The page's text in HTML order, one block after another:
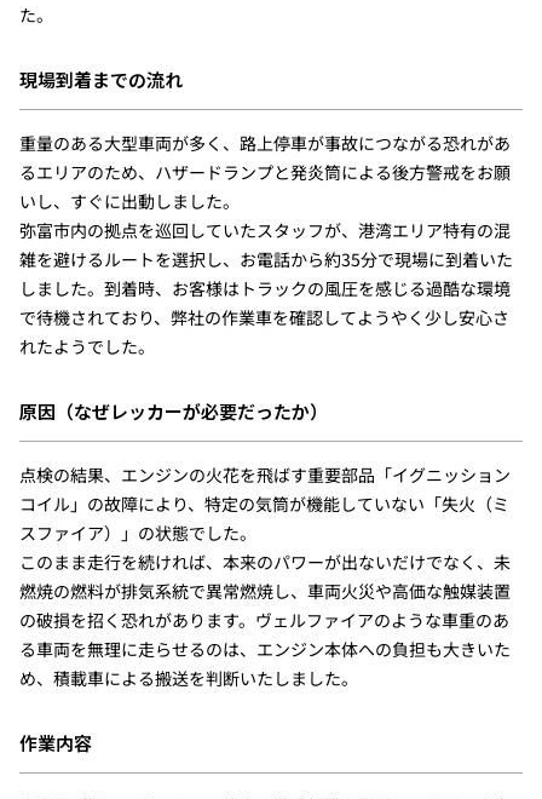
た。
現場到着までの流れ
重量のある大型車両が多く、路上停車が事故につながる恐れがあ
るエリアのため、ハザードランプと発炎筒による後方警戒をお願
いし、すぐに出動しました。
弥富市内の拠点を巡回していたスタッフが、港湾エリア特有の混
雑を避けるルートを選択し、お電話から約35分で現場に到着いた
しました。到着時、お客様はトラックの風圧を感じる過酷な環境
で待機されており、弊社の作業車を確認してようやく少し安心さ
れたようでした。
原因（なぜレッカーが必要だったか）
点検の結果、エンジンの火花を飛ばす重要部品「イグニッション
コイル」の故障により、特定の気筒が機能していない「失火（ミ
スファイア）」の状態でした。
このまま走行を続ければ、本来のパワーが出ないだけでなく、未
燃焼の燃料が排気系統で異常燃焼し、車両火災や高価な触媒装置
の破損を招く恐れがあります。ヴェルファイアのような車重のあ
る車両を無理に走らせるのは、エンジン本体への負担も大きいた
め、積載車による搬送を判断いたしました。
作業内容